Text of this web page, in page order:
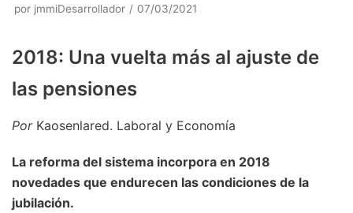
por jmmiDesarrollador 07/03/2021
2018: Una vuelta más al ajuste de
las pensiones
Por Kaosenlared. Laboral y Economía
La reforma del sistema incorpora en 2018
novedades que endurecen las condiciones de la
jubilación.